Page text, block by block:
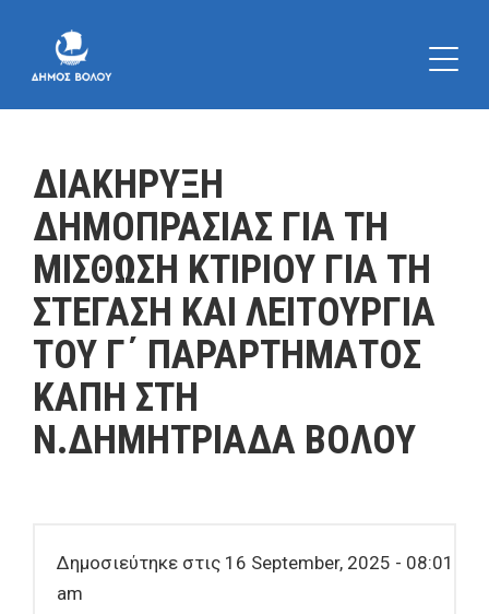
ΔΙΑΚΗΡΥΞΗ
ΔΗΜΟΠΡΑΣΙΑΣ ΓΙΑ ΤΗ
ΜΙΣΘΩΣΗ ΚΤΙΡΙΟΥ ΓΙΑ ΤΗ
ΣΤΕΓΑΣΗ ΚΑΙ ΛΕΙΤΟΥΡΓΙΑ
ΤΟΥ Γ΄ ΠΑΡΑΡΤΗΜΑΤΟΣ
ΚΑΠΗ ΣΤΗ
Ν.ΔΗΜΗΤΡΙΑΔΑ ΒΟΛΟΥ
Δημοσιεύτηκε στις 16 September, 2025 - 08:01
am